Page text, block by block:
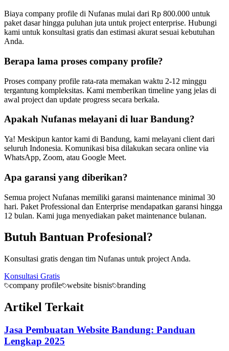
Biaya company profile di Nufanas mulai dari Rp 800.000 untuk
paket dasar hingga puluhan juta untuk project enterprise. Hubungi
kami untuk konsultasi gratis dan estimasi akurat sesuai kebutuhan
Anda.
Berapa lama proses company profile?
Proses company profile rata-rata memakan waktu 2-12 minggu
tergantung kompleksitas. Kami memberikan timeline yang jelas di
awal project dan update progress secara berkala.
Apakah Nufanas melayani di luar Bandung?
Ya! Meskipun kantor kami di Bandung, kami melayani client dari
seluruh Indonesia. Komunikasi bisa dilakukan secara online via
WhatsApp, Zoom, atau Google Meet.
Apa garansi yang diberikan?
Semua project Nufanas memiliki garansi maintenance minimal 30
hari. Paket Professional dan Enterprise mendapatkan garansi hingga
12 bulan. Kami juga menyediakan paket maintenance bulanan.
Butuh Bantuan Profesional?
Konsultasi gratis dengan tim Nufanas untuk project Anda.
Konsultasi Gratis
company profile website bisnis branding
Artikel Terkait
Jasa Pembuatan Website Bandung: Panduan
Lengkap 2025